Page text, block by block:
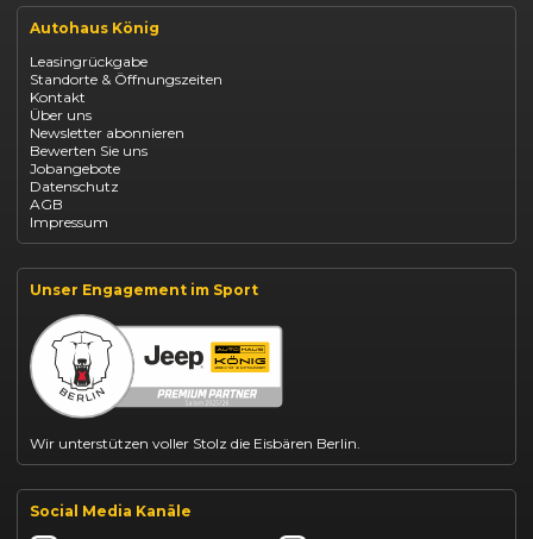
Renault Arkana Leasing
Renault Captur Leasing
Opel Astra leasen
Opel Mokka kaufen
Opel Grandland finanzieren
Opel Vivaro Gewerbeleasing
Fiat 500 finanzieren
Fiat Panda leasen
Dacia Duster finanzieren
Dacia Sandero kaufen
Dacia Jogger leasen
Jeep Compass leasen
Jeep Renegade finanzieren
Suzuki Swift finanzieren
BYD Dolphin finanzieren
Kia Ceed finanzieren
Kia Sportage leasen
Mazda CX-30 finanzieren
Citroën C3 leasen
Autohaus König
Leasingrückgabe
Standorte & Öffnungszeiten
Kontakt
Über uns
Newsletter abonnieren
Bewerten Sie uns
Jobangebote
Datenschutz
AGB
Impressum
Unser Engagement im Sport
Wir unterstützen voller Stolz die Eisbären Berlin.
Social Media Kanäle